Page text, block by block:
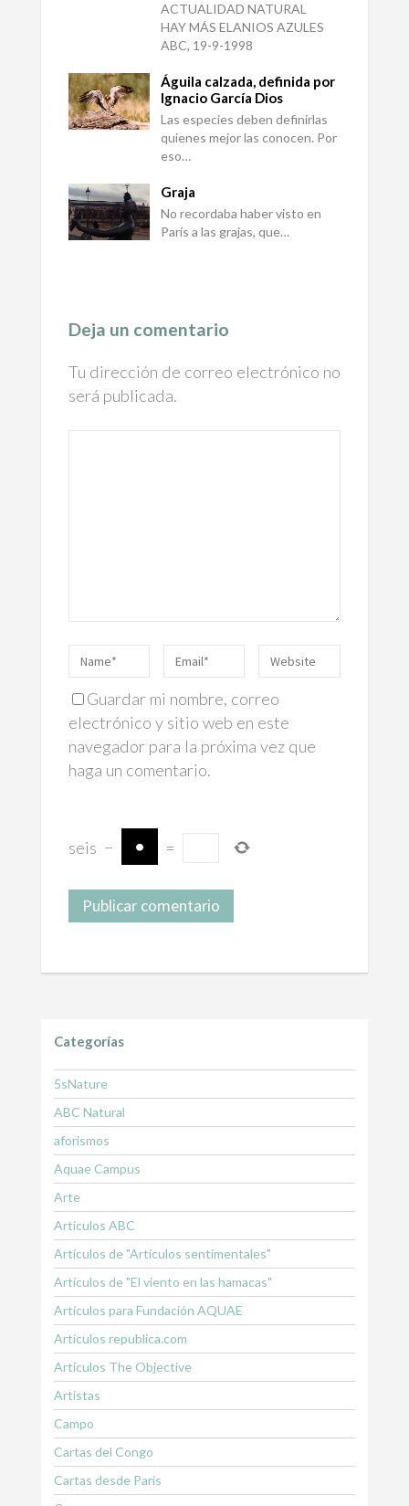
ACTUALIDAD NATURAL
HAY MÁS ELANIOS AZULES
ABC, 19-9-1998
Águila calzada, definida por
Ignacio García Dios
Las especies deben definirlas
quienes mejor las conocen. Por
eso…
Graja
No recordaba haber visto en
París a las grajas, que…
Deja un comentario
Tu dirección de correo electrónico no
será publicada.
Guardar mi nombre, correo
electrónico y sitio web en este
navegador para la próxima vez que
haga un comentario.
seis − =
Categorías
5sNature
ABC Natural
aforismos
Aquae Campus
Arte
Artículos ABC
Artículos de "Artículos sentimentales"
Artículos de "El viento en las hamacas"
Artículos para Fundación AQUAE
Artículos republica.com
Artículos The Objective
Artistas
Campo
Cartas del Congo
Cartas desde Paris